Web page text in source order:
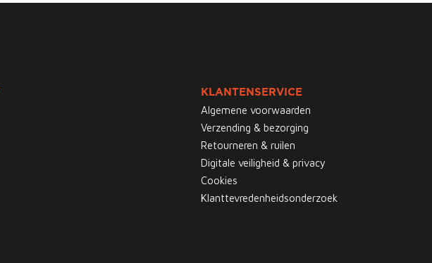
KLANTENSERVICE
Algemene voorwaarden
Verzending & bezorging
Retourneren & ruilen
Digitale veiligheid & privacy
Cookies
Klanttevredenheidsonderzoek